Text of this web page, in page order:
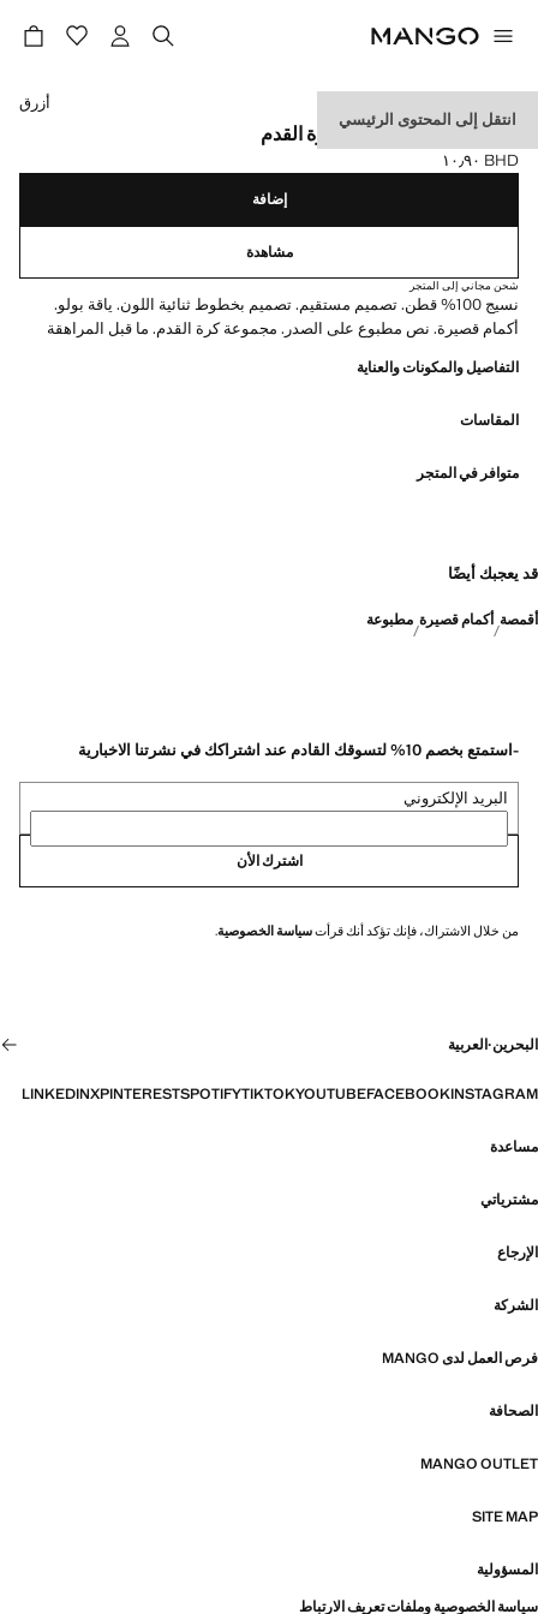
انتقل إلى المحتوى الرئيسي
تيشيرت منتخب فرنسا لكرة القدم
السعر الحالي [BHD ١٠٫٩٠ ]
BHD ١٠٫٩٠
حدد اللون
أزرق
إضافة
مشاهدة
شحن مجاني إلى المتجر
نسيج 100% قطن. تصميم مستقيم. تصميم بخطوط ثنائية اللون. ياقة بولو.
أكمام قصيرة. نص مطبوع على الصدر. مجموعة كرة القدم. ما قبل المراهقة
التفاصيل والمكونات والعناية
المقاسات
متوافر في المتجر
قد يعجبك أيضًا
أقمصة أكمام قصيرة مطبوعة
-استمتع بخصم 10% لتسوقك القادم عند اشتراكك في نشرتنا الاخبارية
البريد الإلكتروني
اشترك الأن
من خلال الاشتراك، فإنك تؤكد أنك قرأتسياسة الخصوصية.
البحرين·العربية
INSTAGRAM
FACEBOOK
YOUTUBE
TIKTOK
SPOTIFY
PINTEREST
X
LINKEDIN
مساعدة
مشترياتي
الإرجاع
الشركة
فرص العمل لدى MANGO
الصحافة
MANGO OUTLET
SITE MAP
المسؤولية
سياسة الخصوصية وملفات تعريف الارتباط